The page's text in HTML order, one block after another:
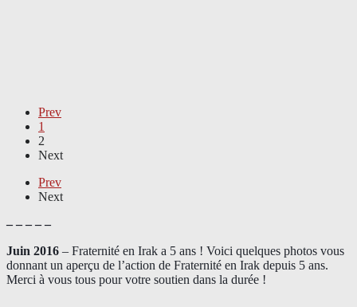
Prev
1
2
Next
Prev
Next
– – – – –
Juin 2016 – Fraternité en Irak a 5 ans ! Voici quelques photos vous
donnant un aperçu de l’action de Fraternité en Irak depuis 5 ans.
Merci à vous tous pour votre soutien dans la durée !